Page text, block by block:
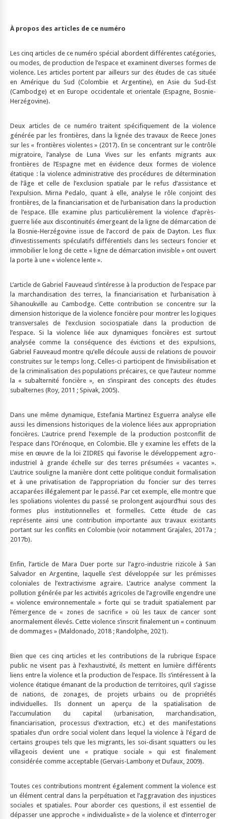
À propos des articles de ce numéro
Les cinq articles de ce numéro spécial abordent différentes catégories,
ou modes, de production de l’espace et examinent diverses formes de
violence. Les articles portent par ailleurs sur des études de cas située
en Amérique du Sud (Colombie et Argentine), en Asie du Sud-Est
(Cambodge) et en Europe occidentale et orientale (Espagne, Bosnie-
Herzégovine).
Deux articles de ce numéro traitent spécifiquement de la violence
générée par les frontières, dans la lignée des travaux de Reece Jones
sur les « frontières violentes » (2017). En se concentrant sur le contrôle
migratoire, l’analyse de Luna Vives sur les enfants migrants aux
frontières de l’Espagne met en évidence deux formes de violence
étatique : la violence administrative des procédures de détermination
de l’âge et celle de l’exclusion spatiale par le refus d’assistance et
l’expulsion. Mirna Pedalo, quant à elle, analyse le rôle conjoint des
frontières, de la financiarisation et de l’urbanisation dans la production
de l’espace. Elle examine plus particulièrement la violence d’après-
guerre liée aux discontinuités émergeant de la ligne de démarcation de
la Bosnie-Herzégovine issue de l’accord de paix de Dayton. Les flux
d’investissements spéculatifs différentiels dans les secteurs foncier et
immobilier le long de cette « ligne de démarcation invisible » ont ouvert
la porte à une « violence lente ».
L’article de Gabriel Fauveaud s’intéresse à la production de l’espace par
la marchandisation des terres, la financiarisation et l’urbanisation à
Sihanoukville au Cambodge. Cette contribution se concentre sur la
dimension historique de la violence foncière pour montrer les logiques
transversales de l’exclusion sociospatiale dans la production de
l’espace. Si la violence liée aux dynamiques foncières est surtout
analysée comme la conséquence des évictions et des expulsions,
Gabriel Fauveaud montre qu’elle découle aussi de relations de pouvoir
construites sur le temps long. Celles-ci participent de l’invisibilisation et
de la criminalisation des populations précaires, ce que l’auteur nomme
la « subalternité foncière », en s’inspirant des concepts des études
subalternes (Roy, 2011 ; Spivak, 2005).
Dans une même dynamique, Estefania Martinez Esguerra analyse elle
aussi les dimensions historiques de la violence liées aux appropriation
foncières. L’autrice prend l’exemple de la production postconflit de
l’espace dans l’Orénoque, en Colombie. Elle y examine les effets de la
mise en œuvre de la loi ZIDRES qui favorise le développement agro-
industriel à grande échelle sur des terres présumées « vacantes ».
L’autrice souligne la manière dont cette politique conduit formalisation
et à une privatisation de l’appropriation du foncier sur des terres
accaparées illégalement par le passé. Par cet exemple, elle montre que
les spoliations violentes du passé se prolongent aujourd’hui sous des
formes plus institutionnelles et formelles. Cette étude de cas
représente ainsi une contribution importante aux travaux existants
portant sur les conflits en Colombie (voir notamment Grajales, 2017a ;
2017b).
Enfin, l’article de Mara Duer porte sur l’agro-industrie rizicole à San
Salvador en Argentine, laquelle s’est développée sur les prémisses
coloniales de l’extractivisme agraire. L’autrice analyse comment la
pollution générée par les activités agricoles de l’agroville engendre une
« violence environnementale » forte qui se traduit spatialement par
l’émergence de « zones de sacrifice » où les taux de cancer sont
anormalement élevés. Cette violence s’inscrit finalement un « continuum
de dommages » (Maldonado, 2018 ; Randolphe, 2021).
Bien que ces cinq articles et les contributions de la rubrique Espace
public ne visent pas à l’exhaustivité, ils mettent en lumière différents
liens entre la violence et la production de l’espace. Ils s’intéressent à la
violence étatique émanant de la production de territoires, qu’il s’agisse
de nations, de zonages, de projets urbains ou de propriétés
individuelles. Ils donnent un aperçu de la spatialisation de
l’accumulation du capital (urbanisation, marchandisation,
financiarisation, processus d’extraction, etc.) et des manifestations
spatiales d’un ordre social violent dans lequel la violence à l’égard de
certains groupes tels que les migrants, les soi-disant squatters ou les
villageois devient une « pratique sociale » qui est finalement
considérée comme acceptable (Gervais-Lambony et Dufaux, 2009).
Toutes ces contributions montrent également comment la violence est
un élément central dans la perpétuation et l’aggravation des injustices
sociales et spatiales. Pour aborder ces questions, il est essentiel de
dépasser une approche « individualiste » de la violence et d’interroger